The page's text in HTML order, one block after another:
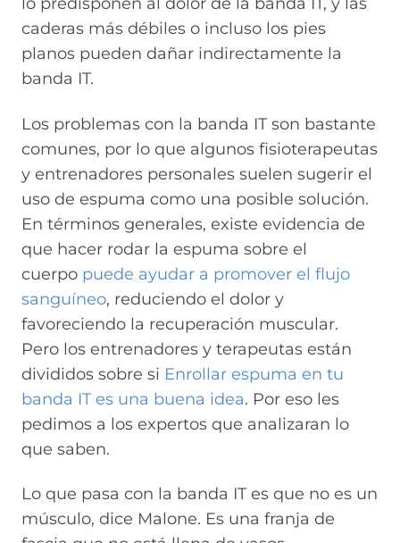
caderas más débiles o incluso los pies
planos pueden dañar indirectamente la
banda IT.
Los problemas con la banda IT son bastante
comunes, por lo que algunos fisioterapeutas
y entrenadores personales suelen sugerir el
uso de espuma como una posible solución.
En términos generales, existe evidencia de
que hacer rodar la espuma sobre el
cuerpo puede ayudar a promover el flujo
sanguíneo, reduciendo el dolor y
favoreciendo la recuperación muscular.
Pero los entrenadores y terapeutas están
divididos sobre si Enrollar espuma en tu
banda IT es una buena idea. Por eso les
pedimos a los expertos que analizaran lo
que saben.
Lo que pasa con la banda IT es que no es un
músculo, dice Malone. Es una franja de